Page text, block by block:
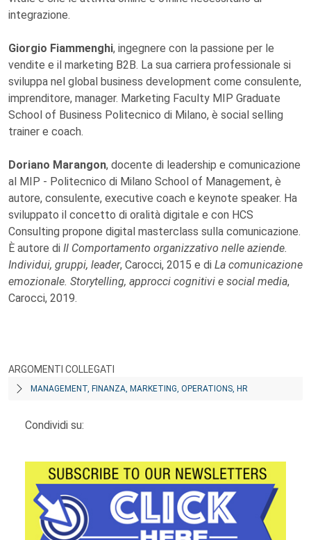
integrazione.
Giorgio Fiammenghi, ingegnere con la passione per le
vendite e il marketing B2B. La sua carriera professionale si
sviluppa nel global business development come consulente,
imprenditore, manager. Marketing Faculty MIP Graduate
School of Business Politecnico di Milano, è social selling
trainer e coach.
Doriano Marangon, docente di leadership e comunicazione
al MIP - Politecnico di Milano School of Management, è
autore, consulente, executive coach e keynote speaker. Ha
sviluppato il concetto di oralità digitale e con HCS
Consulting propone digital masterclass sulla comunicazione.
È autore di Il Comportamento organizzativo nelle aziende.
Individui, gruppi, leader, Carocci, 2015 e di La comunicazione
emozionale. Storytelling, approcci cognitivi e social media,
Carocci, 2019.
ARGOMENTI COLLEGATI
MANAGEMENT, FINANZA, MARKETING, OPERATIONS, HR
Condividi su: